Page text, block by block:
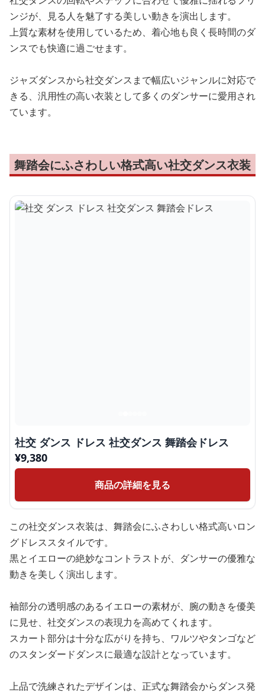
ンジが、見る人を魅了する美しい動きを演出します。
上質な素材を使用しているため、着心地も良く長時間のダ
ンスでも快適に過ごせます。
ジャズダンスから社交ダンスまで幅広いジャンルに対応で
きる、汎用性の高い衣装として多くのダンサーに愛用され
ています。
舞踏会にふさわしい格式高い社交ダンス衣装
社交 ダンス ドレス 社交ダンス 舞踏会ドレス
¥9,380
商品の詳細を見る
この社交ダンス衣装は、舞踏会にふさわしい格式高いロン
グドレススタイルです。
黒とイエローの絶妙なコントラストが、ダンサーの優雅な
動きを美しく演出します。
袖部分の透明感のあるイエローの素材が、腕の動きを優美
に見せ、社交ダンスの表現力を高めてくれます。
スカート部分は十分な広がりを持ち、ワルツやタンゴなど
のスタンダードダンスに最適な設計となっています。
上品で洗練されたデザインは、正式な舞踏会からダンス発